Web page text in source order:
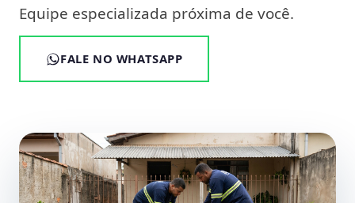
Equipe especializada próxima de você.
FALE NO WHATSAPP